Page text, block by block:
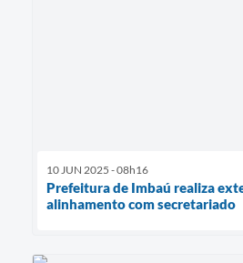
10 JUN 2025 - 08h16
Prefeitura de Imbaú realiza
alinhamento com secretariado